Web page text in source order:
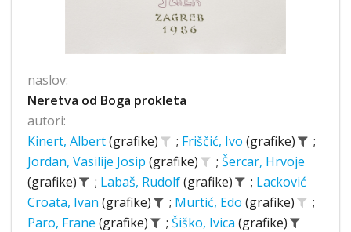
naslov:
Neretva od Boga prokleta
autori:
Kinert, Albert(grafike) ; Friščić, Ivo (grafike)
;
Jordan, Vasilije Josip (grafike) ; Šercar, Hrvoje
(grafike)
; Labaš, Rudolf(grafike) ; Lacković
Croata, Ivan (grafike) ; Murtić, Edo (grafike)
;
Paro, Frane (grafike) ; Šiško, Ivica (grafike)